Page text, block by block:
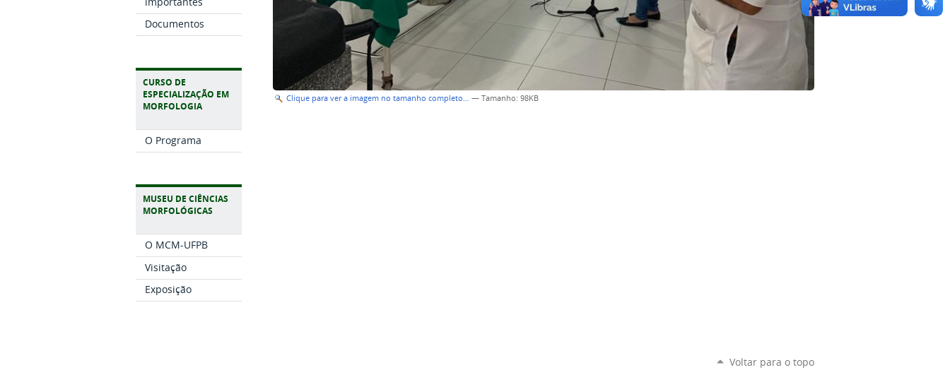
Documentos
CURSO DE
ESPECIALIZAÇÃO EM
MORFOLOGIA
O Programa
MUSEU DE CIÊNCIAS
MORFOLÓGICAS
O MCM-UFPB
Visitação
Exposição
Clique para ver a imagem no tamanho completo… —Tamanho: 98KB
Voltar para o topo